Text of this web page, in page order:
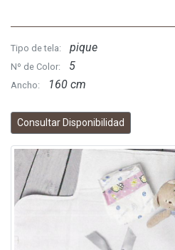
Tipo de tela: pique
Nº de Color: 5
Ancho: 160 cm
Consultar Disponibilidad